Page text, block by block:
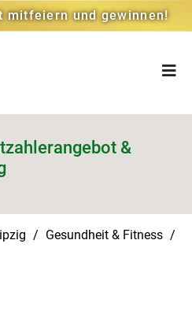
mitfeiern und gewinnen!
&
Gesundheit & Fitness